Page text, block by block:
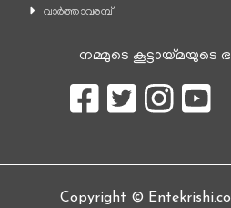
വാര്‍ത്താവരമ്പ്
നമ്മുടെ കൂട്ടായ്മയുടെ
Copyright ©